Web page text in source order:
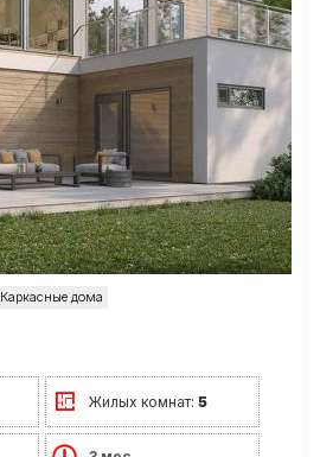
Каркасные дома
Жилых комнат:5